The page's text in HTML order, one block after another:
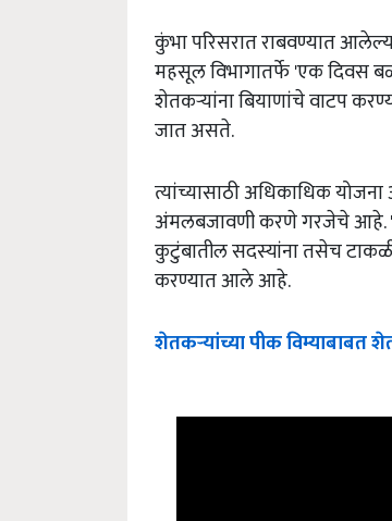
कुंभा परिसरात राबवण्यात
महसूल विभागातर्फे 'एक दिवस
शेतकऱ्यांना बियाणांचे वाटप
जात असते.
त्यांच्यासाठी अधिकाधिक
अंमलबजावणी करणे गरजेचे आहे.
कुटुंबातील सदस्यांना तसेच
करण्यात आले आहे.
शेतकऱ्यांच्या पीक विम्याबाबत